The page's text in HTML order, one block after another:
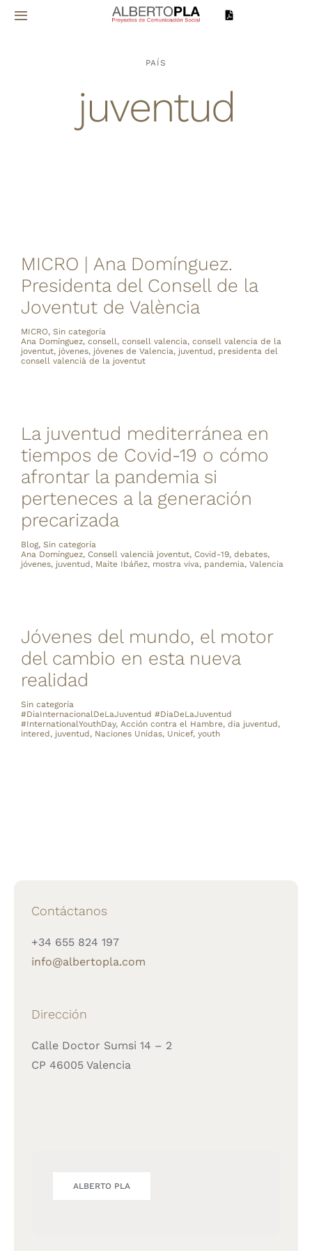
Saltar
Toggle
Inicio
Sobre mí
Contacto
PAÍS
juventud
MICRO | Ana Domínguez.
Presidenta del Consell de la
Joventut de València
MICRO, Sin categoría
Ana Domínguez, consell, consell valencia, consell valencia de la
joventut, jóvenes, jóvenes de Valencia, juventud , presidenta del
consell valencià de la joventut
La juventud mediterránea en
tiempos de Covid-19 o cómo
afrontar la pandemia si
perteneces a la generación
precarizada
Blog, Sin categoría
Ana Domínguez, Consell valencià joventut, Covid-19, debates,
jóvenes, juventud , Maite Ibáñez, mostra viva, pandemia, Valencia
Jóvenes del mundo, el motor
del cambio en esta nueva
realidad
Sin categoría
#DiaInternacionalDeLaJuventud #DiaDeLaJuventud
#InternationalYouthDay, Acción contra el Hambre, dia juventud ,
intered , juventud , Naciones Unidas, Unicef, youth
Contáctanos
+34 655 824 197
info@albertopla.com
Dirección
Calle Doctor Sumsi 14 – 2
CP 46005 Valencia
ALBERTO PLA